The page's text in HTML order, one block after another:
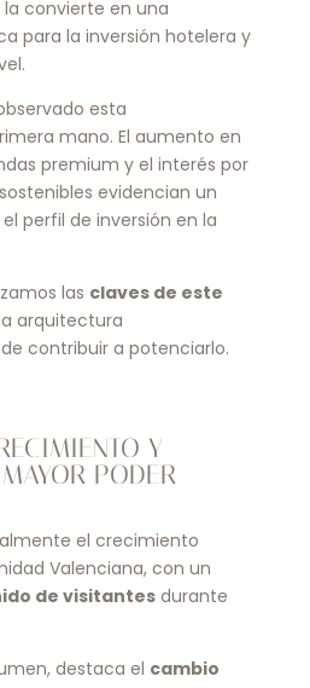
convierte en una
para la inversión hotelera y
esta
mano. El aumento en
premium y el interés por
evidencian un
perfil de inversión en la
las claves de este
arquitectura
contribuir a potenciarlo.
Y
PODER
el crecimiento
Valenciana, con un
de visitantesdurante
destaca el cambio